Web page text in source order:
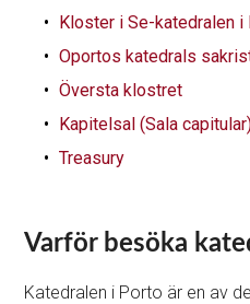
Kloster i Se-katedralen i
Oportos katedrals
Översta klostret
Kapitelsal (Sala
Treasury
Varför besöka
Katedralen i Porto är en av